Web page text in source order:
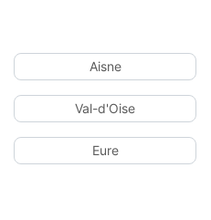
Aisne
Val-d'Oise
Eure